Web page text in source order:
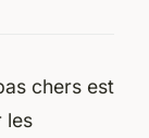
chers est
les